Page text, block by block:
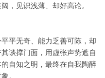
，见识浅薄、却好高论。
平无奇、能力乏善可陈，却
谈撑门面，用虚张声势遮自
自知之明，最终在自我陶醉
。